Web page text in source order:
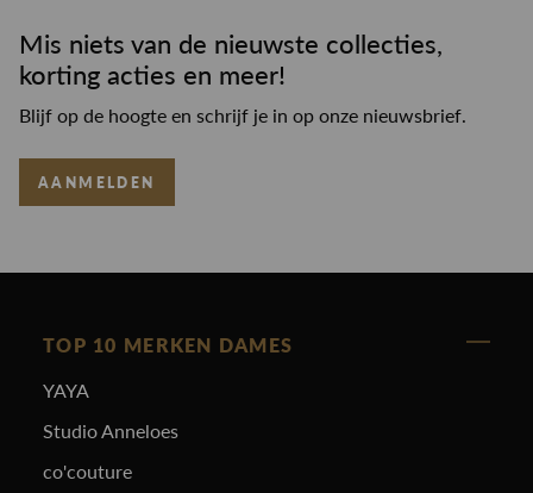
Mis niets van de nieuwste collecties,
korting acties en meer!
Blijf op de hoogte en schrijf je in op onze nieuwsbrief.
AANMELDEN
TOP 10 MERKEN DAMES
YAYA
Studio Anneloes
co'couture